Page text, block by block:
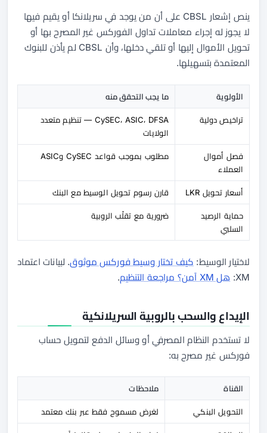
ينص إشعار CBSL على أن من يوجد في سريلانكا أو يقيم فيها
لا يجوز له إجراء معاملات تداول الفوركس غير المصرح بها أو
تحويل الأموال إليها أو تلقي دخلها، وأن CBSL لم يأذن للبنوك
المعتمدة بتسهيلها.
الأولوية ما يجب التحقق منه
تراخيص دولية
CySEC، ASIC، DFSA — تنظيم متعدد
الولايات
فصل أموال
العملاء
مطلوب بموجب قواعد CySEC وASIC
أسعار تحويل LKR قارن رسوم تحويل الوسيط مع البنك
حماية الرصيد
السلبي
ضرورية مع تقلّب الروبية
لاختيار الوسيط: كيف تختار وسيط فوركس موثوق. لبيانات اعتماد
XM: هل XM آمن؟ مراجعة التنظيم .
الإيداع والسحب بالروبية السريلانكية
لا تستخدم النظام المصرفي أو وسائل الدفع لتمويل حساب
فوركس غير مصرح به:
القناة ملاحظات
التحويل البنكي لغرض مسموح فقط عبر بنك معتمد